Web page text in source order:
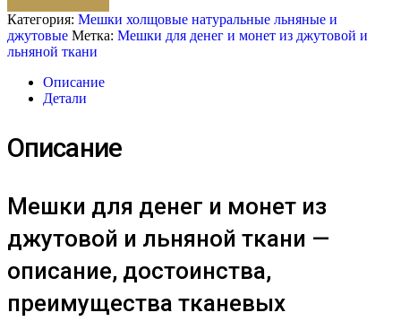
Категория: Мешки холщовые натуральные льняные и
джутовые Метка: Мешки для денег и монет из джутовой и
льняной ткани
Описание
Детали
Описание
Мешки для денег и монет из
джутовой и льняной ткани —
описание, достоинства,
преимущества тканевых